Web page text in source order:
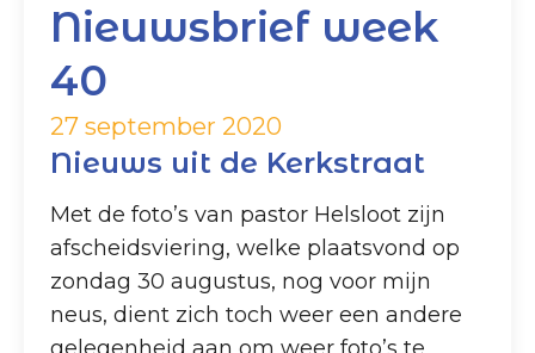
Nieuwsbrief week
40
27 september 2020
Nieuws uit de Kerkstraat
Met de foto’s van pastor Helsloot zijn
afscheidsviering, welke plaatsvond op
zondag 30 augustus, nog voor mijn
neus, dient zich toch weer een andere